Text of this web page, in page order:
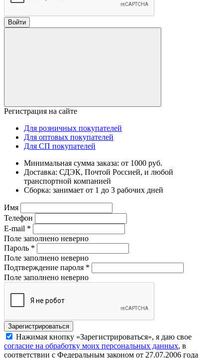
Войти
Регистрация на сайте
Для розничных покупателей
Для оптовых покупателей
Для СП покупателей
Минимальная сумма заказа: от 1000 руб.
Доставка: СДЭК, Почтой Россией, и любой
транспортной компанией
Сборка: занимает от 1 до 3 рабочих дней
Имя
Телефон
E-mail *
Поле заполнено неверно
Пароль *
Поле заполнено неверно
Подтверждение пароля *
Поле заполнено неверно
Нажимая кнопку «Зарегистрироваться», я даю свое
согласие на обработку моих персональных данных, в
соответствии с Федеральным законом от 27.07.2006 года